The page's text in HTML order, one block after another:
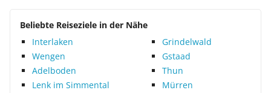
Beliebte Reiseziele in der Nähe
Interlaken
Grindelwald
Wengen
Gstaad
Adelboden
Thun
Lenk im Simmental
Mürren